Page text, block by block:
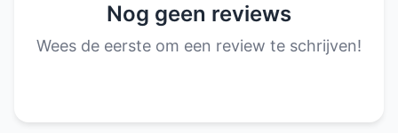
Nog geen reviews
Wees de eerste om een review te schrijven!